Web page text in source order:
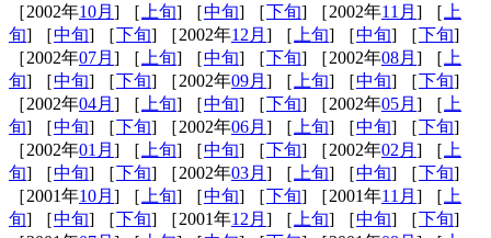
［2002年10月 ] ［上旬] ［中旬] ［ 下旬] ［2002年11月 ] ［上
旬] ［中旬] ［ 下旬] ［2002年12月 ] ［上旬] ［中旬] ［ 下旬]
［2002年07月 ] ［上旬] ［中旬] ［ 下旬] ［2002年08月 ] ［上
旬] ［中旬] ［ 下旬] ［2002年09月 ] ［上旬] ［中旬] ［ 下旬]
［2002年04月 ] ［上旬] ［中旬] ［ 下旬] ［2002年05月 ] ［上
旬] ［中旬] ［ 下旬] ［2002年06月 ] ［上旬] ［中旬] ［ 下旬]
［2002年01月 ] ［上旬] ［中旬] ［ 下旬] ［2002年02月 ] ［上
旬] ［中旬] ［ 下旬] ［2002年03月 ] ［上旬] ［中旬] ［ 下旬]
［2001年10月 ] ［上旬] ［中旬] ［ 下旬] ［2001年11月 ] ［上
旬] ［中旬] ［ 下旬] ［2001年12月 ] ［上旬] ［中旬] ［ 下旬]